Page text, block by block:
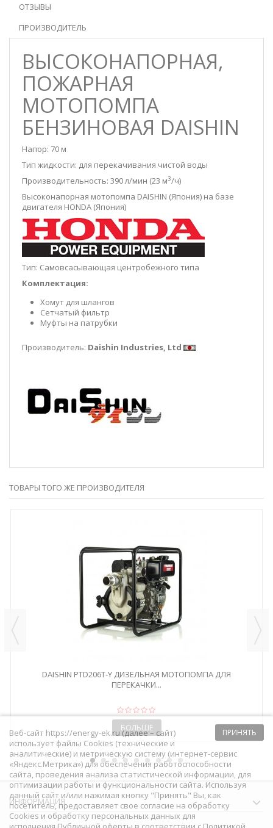
ОТЗЫВЫ
ПРОИЗВОДИТЕЛЬ
ВЫСОКОНАПОРНАЯ,
ПОЖАРНАЯ
МОТОПОМПА
БЕНЗИНОВАЯ DAISHIN
Напор: 70 м
Тип жидкости: для перекачивания чистой воды
Производительность: 390 л/мин (23 м3/ч)
Высоконапорная мотопомпа DAISHIN (Япония) на базе
двигателя HONDA (Япония)
Тип: Самовсасывающая центробежного типа
Комплектация:
Хомут для шлангов
Сетчатый фильтр
Муфты на патрубки
Производитель: Daishin Industries, Ltd
ТОВАРЫ ТОГО ЖЕ ПРОИЗВОДИТЕЛЯ
DAISHIN PTD206T-Y ДИЗЕЛЬНАЯ МОТОПОМПА ДЛЯ
ПЕРЕКАЧКИ...
БОЛЬШЕ
ИНФОРМАЦИЯ
ПРИНЯТЬ
Веб-сайт https://energy-ek.ru (далее – сайт)
использует файлы Cookies (технические и
аналитические) и метрическую систему (интернет-сервис
«Яндекс.Метрика») для обеспечения работоспособности
сайта, проведения анализа статистической информации, для
оптимизации работы и функциональности сайта. Используя
данный сайт и/или нажимая кнопку "Принять" Вы, как
посетитель, предоставляет свое согласие на обработку
Сookies и обработку персональных данных для